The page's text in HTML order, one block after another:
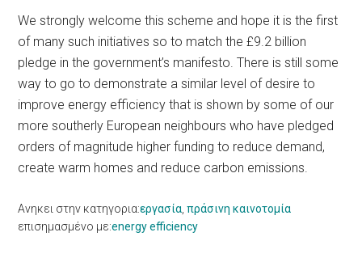
We strongly welcome this scheme and hope it is the first
of many such initiatives so to match the £9.2 billion
pledge in the government’s manifesto. There is still some
way to go to demonstrate a similar level of desire to
improve energy efficiency that is shown by some of our
more southerly European neighbours who have pledged
orders of magnitude higher funding to reduce demand,
create warm homes and reduce carbon emissions.
Ανηκει στην κατηγορια:εργασία ,πράσινη καινοτομία
επισημασμένο με:energy efficiency